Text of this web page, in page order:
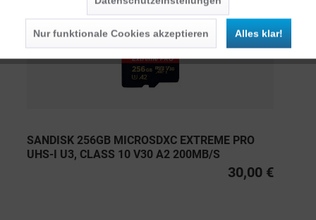
SANDISK 256GB MICROSDXC EXTREME PRO
UHS-I U3, CLASS 10 V30 A2 200MB/S
30,00 €
Nur funktionale Cookies akzeptieren Alles klar!